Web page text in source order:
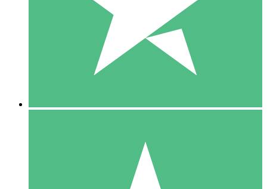
1 Download
10
US$1500
10 Download
20